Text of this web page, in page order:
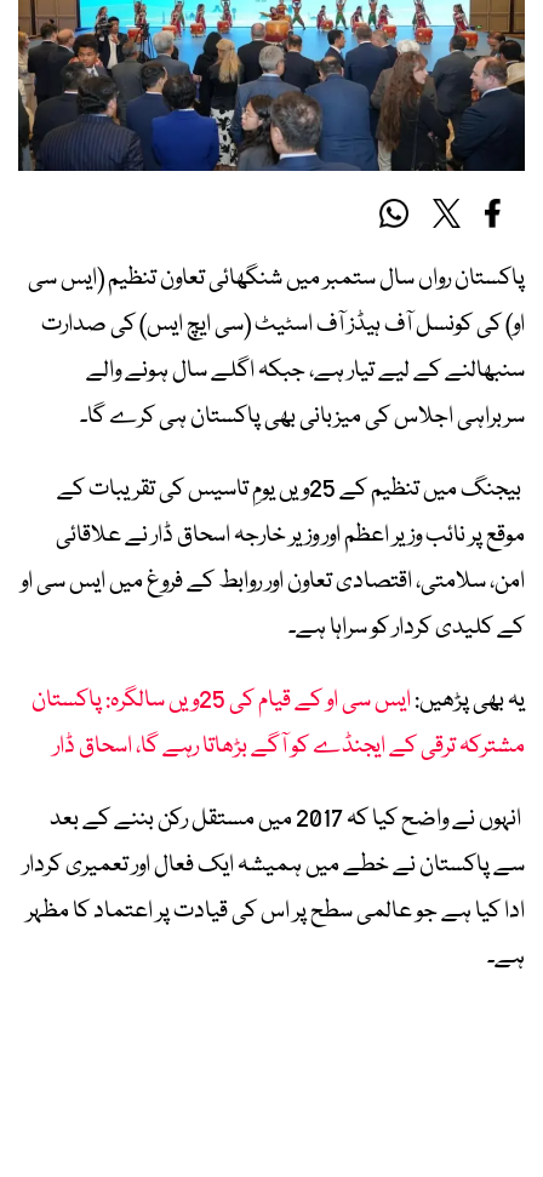
پاکستان رواں سال ستمبر میں شنگھائی تعاون تنظیم (ایس سی
او) کی کونسل آف ہیڈز آف اسٹیٹ (سی ایچ ایس) کی صدارت
سنبھالنے کے لیے تیار ہے، جبکہ اگلے سال ہونے والے
سربراہی اجلاس کی میزبانی بھی پاکستان ہی کرے گا۔
بیجنگ میں تنظیم کے 25ویں یومِ تاسیس کی تقریبات کے
موقع پر نائب وزیر اعظم اور وزیر خارجہ اسحاق ڈار نے علاقائی
امن، سلامتی، اقتصادی تعاون اور روابط کے فروغ میں ایس سی او
کے کلیدی کردار کو سراہا ہے۔
یہ بھی پڑھیں:
ایس سی او کے قیام کی 25ویں سالگرہ: پاکستان
مشترکہ ترقی کے ایجنڈے کو آگے بڑھاتا رہے گا، اسحاق ڈار
انہوں نے واضح کیا کہ 2017 میں مستقل رکن بننے کے بعد
سے پاکستان نے خطے میں ہمیشہ ایک فعال اور تعمیری کردار
ادا کیا ہے جو عالمی سطح پر اس کی قیادت پر اعتماد کا مظہر
ہے۔